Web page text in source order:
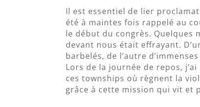
Il est essentiel de lier
été à maintes fois rappelé au
le début du congrès. Quelques
devant nous était effrayant.
barbelés, de l’autre
Lors de la journée de repos,
ces townships où règnent la
grâce à cette mission qui vit et